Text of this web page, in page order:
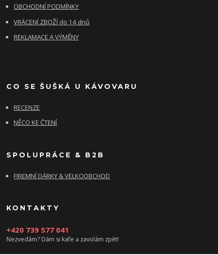
OBCHODNÍ PODMÍNKY
VRÁCENÍ ZBOŽÍ do 14 dnů
REKLAMACE A VÝMĚNY
CO SE ŠUŠKÁ U KÁVOVARU
RECENZE
NĚCO KE ČTENÍ
SPOLUPRÁCE & B2B
FIREMNÍ DÁRKY & VELKOOBCHOD
KONTAKTY
+420 739 577 041
Nezvedám? Dám si kafe a zavolám zpět!